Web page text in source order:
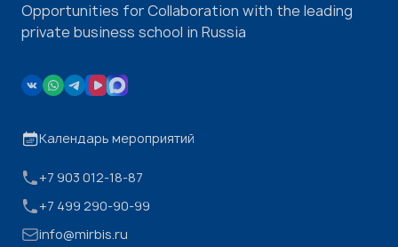
Opportunities for Collaboration with the leading
private business school in Russia
Календарь мероприятий
+7 903 012-18-87
+7 499 290-90-99
info@mirbis.ru